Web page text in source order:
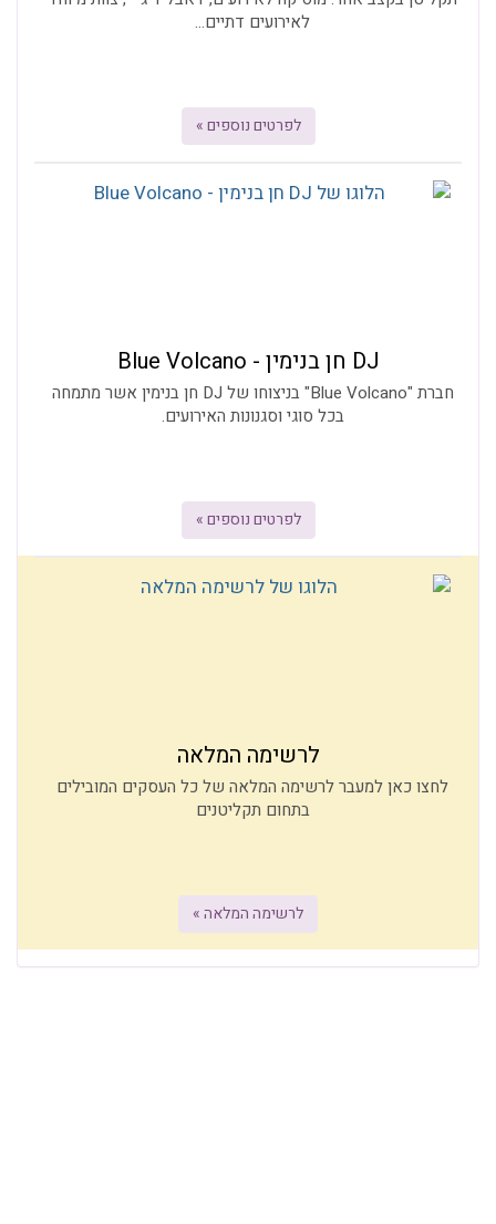
לאירועים דתיים...
לפרטים נוספים »
DJ חן בנימין - Blue Volcano
חברת "Blue Volcano" בניצוחו של DJ חן בנימין אשר מתמחה
בכל סוגי וסגנונות האירועים.
לפרטים נוספים »
לרשימה המלאה
לחצו כאן למעבר לרשימה המלאה של כל העסקים המובילים
בתחום תקליטנים
לרשימה המלאה »